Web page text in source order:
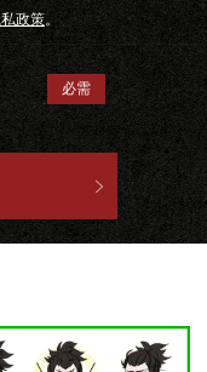
政策。
必需